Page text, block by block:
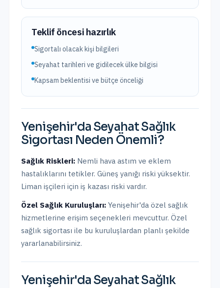
Teklif öncesi hazırlık
Sigortalı olacak kişi bilgileri
Seyahat tarihleri ve gidilecek ülke bilgisi
Kapsam beklentisi ve bütçe önceliği
Yenişehir'da Seyahat Sağlık
Sigortası Neden Önemli?
Sağlık Riskleri: Nemli hava astım ve eklem
hastalıklarını tetikler. Güneş yanığı riski yüksektir.
Liman işçileri için iş kazası riski vardır.
Özel Sağlık Kuruluşları: Yenişehir'da özel sağlık
hizmetlerine erişim seçenekleri mevcuttur. Özel
sağlık sigortası ile bu kuruluşlardan planlı şekilde
yararlanabilirsiniz.
Yenişehir'da Seyahat Sağlık